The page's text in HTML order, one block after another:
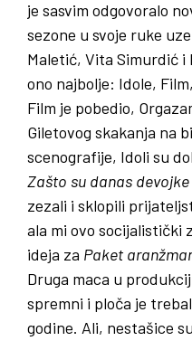
je sasvim odgovoralo
sezone u svoje ruke
Maletić, Vita Simurdić i
ono najbolje: Idole,
Film je pobedio,
Giletovog skakanja na
scenografije, Idoli su
Zašto su danas devojke
zezali i sklopili
ala mi ovo socijalistički
ideja za Paket
Druga maca u
spremni i ploča je
godine. Ali, nestašice